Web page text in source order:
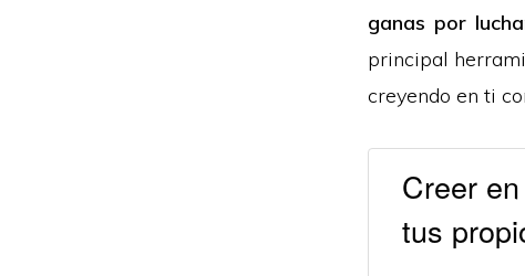
ganas por
principal
creyendo en ti
Creer
tus